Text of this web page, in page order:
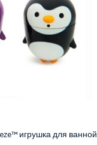
игрушка для ванной